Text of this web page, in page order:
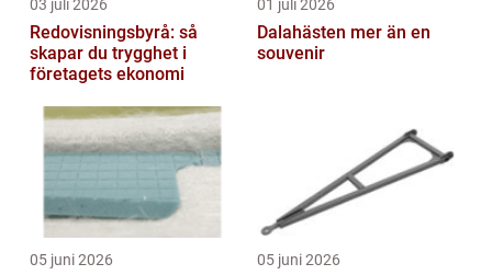
03 juli 2026
Redovisningsbyrå: så
skapar du trygghet i
företagets ekonomi
01 juli 2026
Dalahästen mer än en
souvenir
05 juni 2026 05 juni 2026